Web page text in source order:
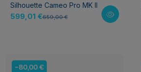
Silhouette Cameo Pro MK II
599,01 €659,00 €
-80,00 €